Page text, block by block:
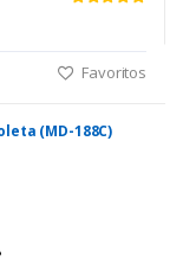
Favoritos
(MD-188C)